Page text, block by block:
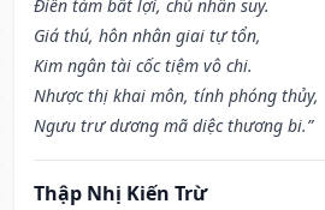
Điền tàm bất lợi, chủ nhân suy.
Giá thú, hôn nhân giai tự tổn,
Kim ngân tài cốc tiệm vô chi.
Nhược thị khai môn, tính phóng thủy,
Ngưu trư dương mã diệc thương bi.”
Thập Nhị Kiến Trừ